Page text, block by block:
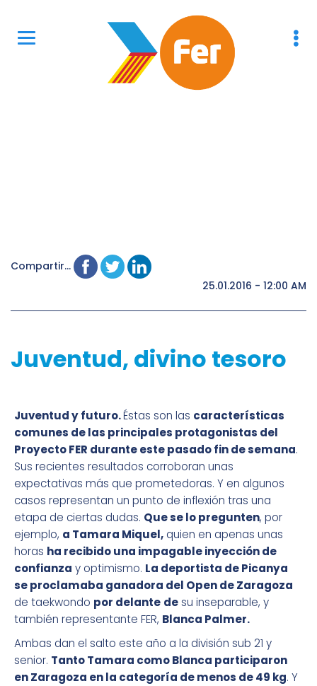
Compartir...
25.01.2016 - 12:00 AM
Juventud, divino tesoro
Juventud y futuro.Éstas son las características
comunes de las principales protagonistas del
Proyecto FER durante este pasado fin de semana.
Sus recientes resultados corroboran unas
expectativas más que prometedoras. Y en algunos
casos representan un punto de inflexión tras una
etapa de ciertas dudas. Que se lo pregunten, por
ejemplo, a Tamara Miquel, quien en apenas unas
horas ha recibido una impagable inyección de
confianza y optimismo. La deportista de Picanya
se proclamaba ganadora del Open de Zaragoza
de taekwondo por delante desu inseparable, y
también representante FER, Blanca Palmer.
Ambas dan el salto este año a la división sub 21 y
senior. Tanto Tamara como Blanca participaron
en Zaragoza en la categoría de menos de 49 kg. Y